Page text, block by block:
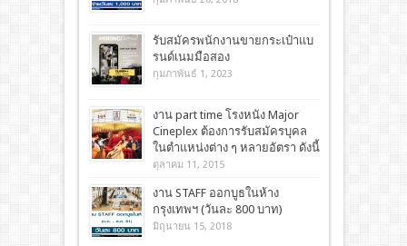
รับสมัครพนักงานขายกระเป๋าแบ
รนด์เนมมือสอง
กุมภาพันธ์ 1, 2023
งาน part time โรงหนัง Major
Cineplex ต้องการรับสมัครบุคล
ในตำแหน่งต่าง ๆ หลายอัตรา ดังนี้
ตุลาคม 11, 2015
งาน STAFF ออกบูธในห้าง
กรุงเทพฯ (วันละ 800 บาท)
มิถุนายน 15, 2018